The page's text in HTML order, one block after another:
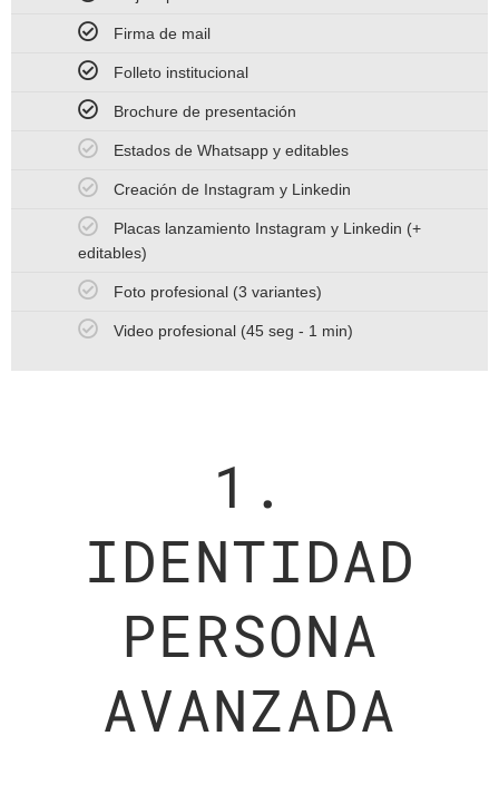
Firma de mail
Folleto institucional
Brochure de presentación
Estados de Whatsapp y editables
Creación de Instagram y Linkedin
Placas lanzamiento Instagram y Linkedin (+
editables)
Foto profesional (3 variantes)
Video profesional (45 seg - 1 min)
1.
IDENTIDAD
PERSONA
AVANZADA